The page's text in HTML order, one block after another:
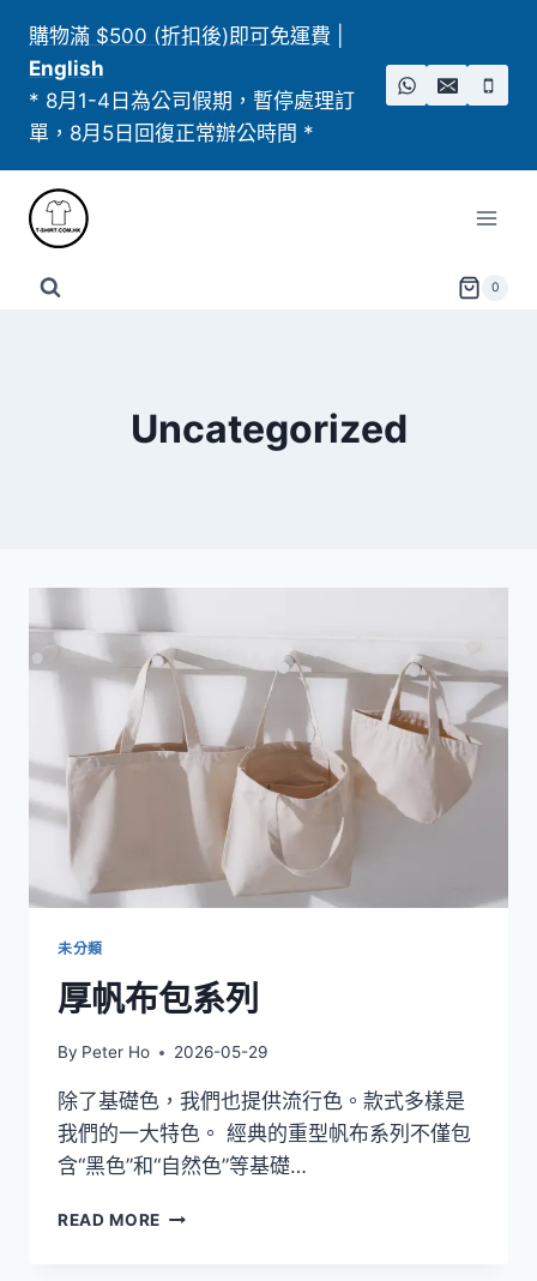
content
購物滿 $500 (折扣後)即可免運費
English
* 8月1-4日為公司假期，暫停處理訂
單，8月5日回復正常辦公時間 *
0
Uncategorized
未分類
厚帆布包系列
By Peter Ho 2026-05-29
除了基礎色，我們也提供流行色。款式多樣是
我們的一大特色。 經典的重型帆布系列不僅包
含“黑色”和“自然色”等基礎…
READ MORE